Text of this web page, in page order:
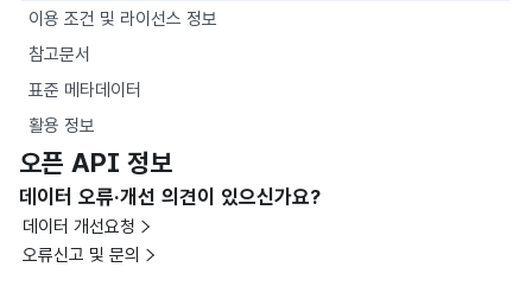
이용 조건 및 라이선스 정보
참고문서
표준 메타데이터
활용 정보
오픈 API 정보
데이터 오류·개선 의견이 있으신가요?
데이터 개선요청
오류신고 및 문의